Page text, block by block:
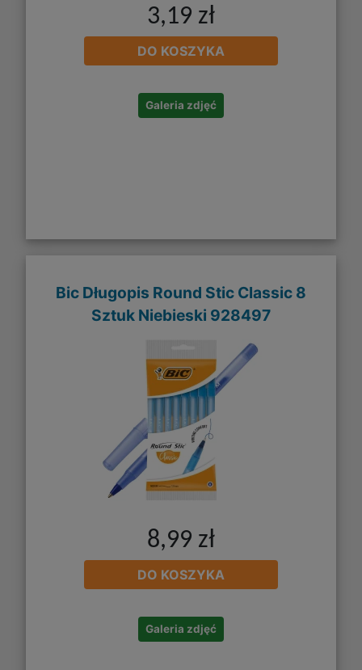
3,19 zł
DO KOSZYKA
Galeria zdjęć
Bic Długopis Round Stic Classic 8
Sztuk Niebieski 928497
8,99 zł
DO KOSZYKA
Galeria zdjęć